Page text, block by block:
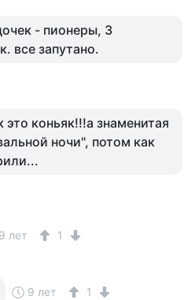
- пионеры, 3
все запутано.
это коньяк!!!а знаменитая
ночи", потом как
9 лет 1
9 лет 1